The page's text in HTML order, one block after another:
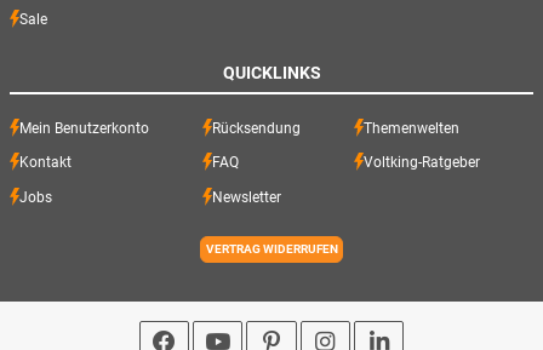
Sale
QUICKLINKS
Mein Benutzerkonto Rücksendung Themenwelten
Kontakt FAQ Voltking-Ratgeber
Jobs Newsletter
VERTRAG WIDERRUFEN